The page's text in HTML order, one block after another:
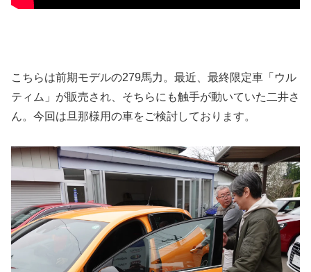
こちらは前期モデルの279馬力。最近、最終限定車「ウル
ティム」が販売され、そちらにも触手が動いていた二井さ
ん。今回は旦那様用の車をご検討しております。